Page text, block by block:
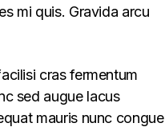
mi quis. Gravida arcu
cras fermentum
sed augue lacus
mauris nunc congue